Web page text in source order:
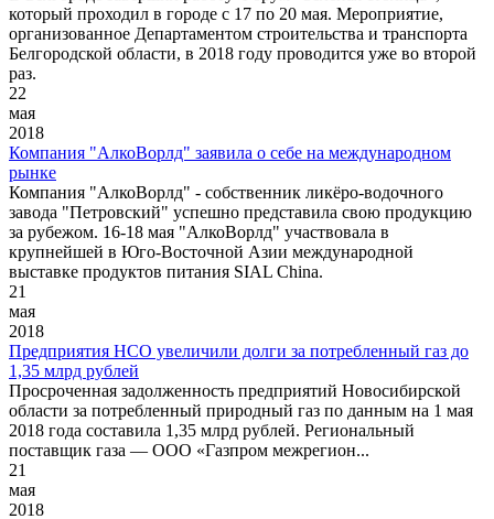
который проходил в городе с 17 по 20 мая. Мероприятие,
организованное Департаментом строительства и транспорта
Белгородской области, в 2018 году проводится уже во второй
раз.
22
мая
2018
Компания "АлкоВорлд" заявила о себе на международном
рынке
Компания "АлкоВорлд" - собственник ликёро-водочного
завода "Петровский" успешно представила свою продукцию
за рубежом. 16-18 мая "АлкоВорлд" участвовала в
крупнейшей в Юго-Восточной Азии международной
выставке продуктов питания SIAL China.
21
мая
2018
Предприятия НСО увеличили долги за потребленный газ до
1,35 млрд рублей
Просроченная задолженность предприятий Новосибирской
области за потребленный природный газ по данным на 1 мая
2018 года составила 1,35 млрд рублей. Региональный
поставщик газа — ООО «Газпром межрегион...
21
мая
2018